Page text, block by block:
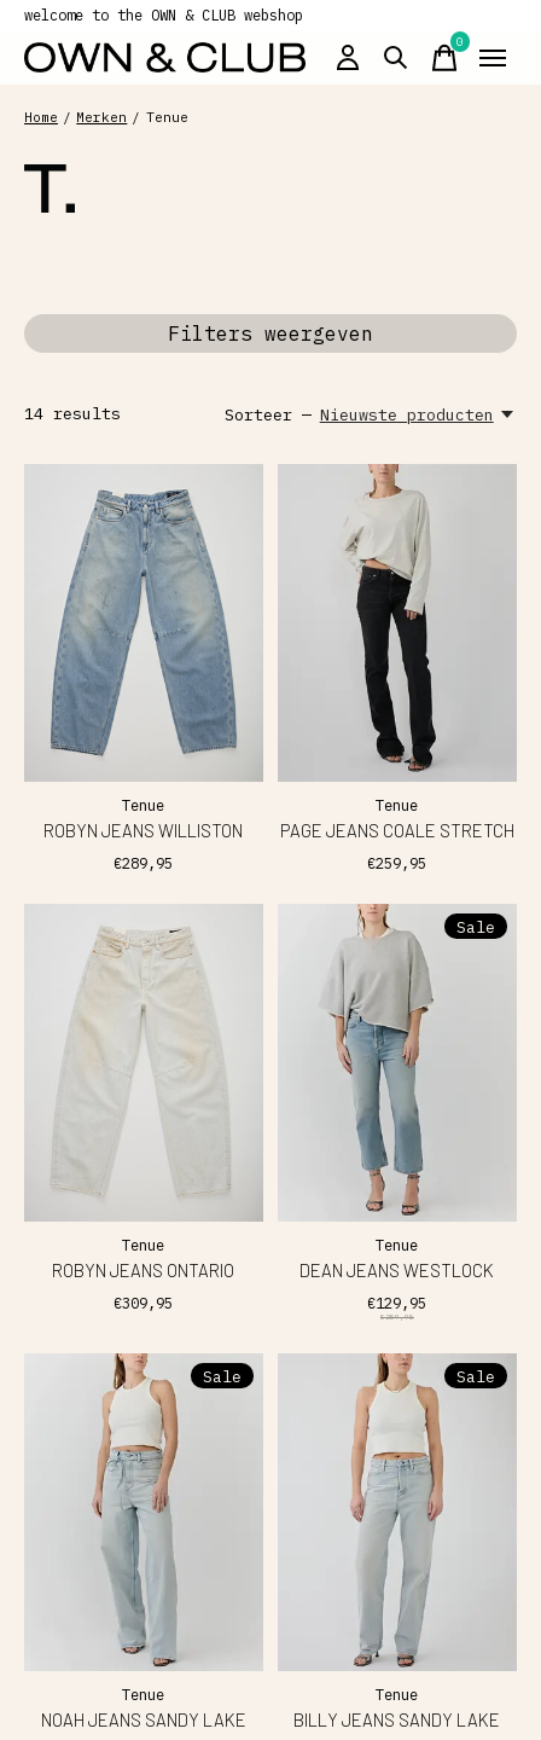
welcome to the OWN & CLUB webshop
0items
Home / Merken / Tenue
TENUE
Filters weergeven
14 results Sorteer — Nieuwste producten
Tenue
ROBYN JEANS WILLISTON
€289,95
Tenue
PAGE JEANS COALE STRETCH
€259,95
Tenue
ROBYN JEANS ONTARIO
€309,95
Sale
Tenue
DEAN JEANS WESTLOCK
€129,95
€259,95
Sale
Tenue
NOAH JEANS SANDY LAKE
Sale
Tenue
BILLY JEANS SANDY LAKE